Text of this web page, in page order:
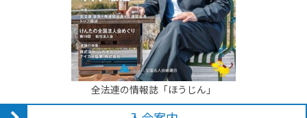
全法連の情報誌「ほうじん」